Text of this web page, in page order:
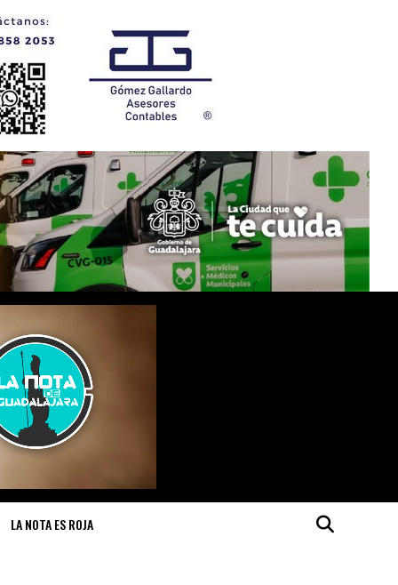
LA NOTA ES ROJA